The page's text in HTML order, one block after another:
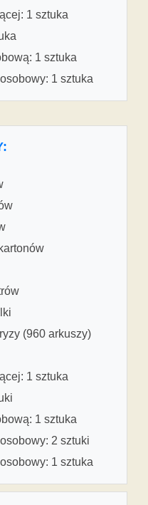
1 sztuka
1 sztuka
1 sztuka
(960 arkuszy)
1 sztuka
1 sztuka
2 sztuki
1 sztuka